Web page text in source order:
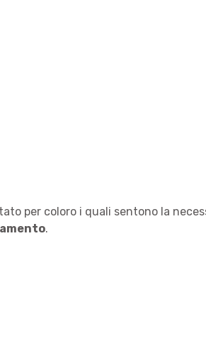
per coloro i quali sentono la
.